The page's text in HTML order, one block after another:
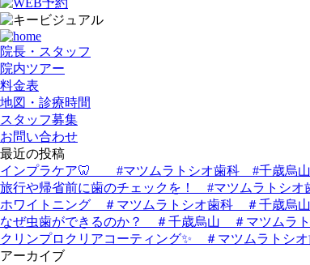
院長・スタッフ
院内ツアー
料金表
地図・診療時間
スタッフ募集
お問い合わせ
最近の投稿
インプラケア🦷 #マツムラトシオ歯科 #千歳烏
旅行や帰省前に歯のチェックを！ #マツムラトシ
ホワイトニング ＃マツムラトシオ歯科 ＃千歳烏
なぜ虫歯ができるのか？ ＃千歳烏山 ＃マツムラ
クリンプロクリアコーティング✨ ＃マツムラト
アーカイブ